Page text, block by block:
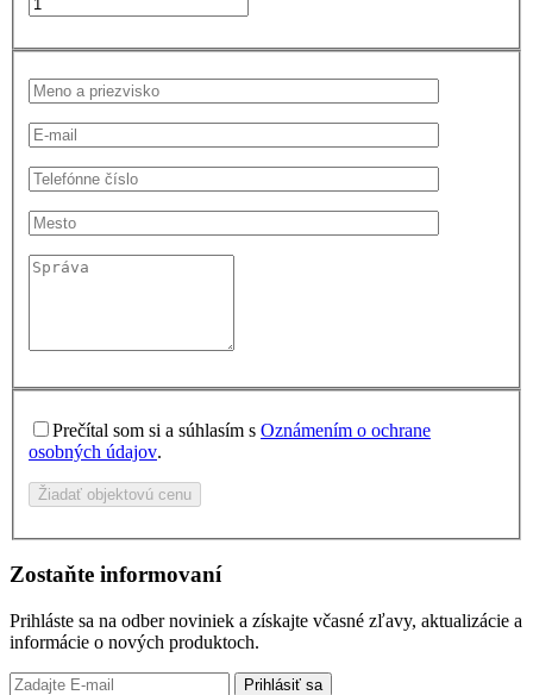
Prečítal som si a súhlasím s Oznámením o ochrane
osobných údajov.
Žiadať objektovú cenu
Zostaňte informovaní
Prihláste sa na odber noviniek a získajte včasné zľavy, aktualizácie a
informácie o nových produktoch.
Prihlásiť sa